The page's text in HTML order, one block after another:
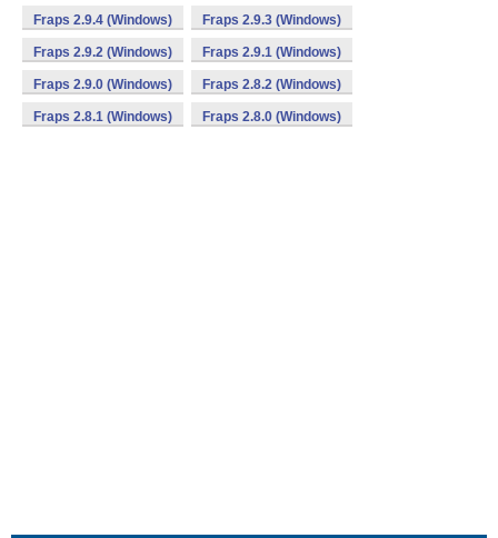
Fraps 2.9.4 (Windows) Fraps 2.9.3 (Windows)
Fraps 2.9.2 (Windows) Fraps 2.9.1 (Windows)
Fraps 2.9.0 (Windows) Fraps 2.8.2 (Windows)
Fraps 2.8.1 (Windows) Fraps 2.8.0 (Windows)